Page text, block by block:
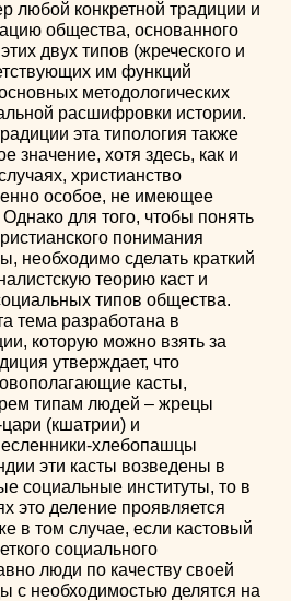
любой конкретной традиции и
общества, основанного
двух типов (жреческого и
им функций
методологических
расшифровки истории.
эта типология также
значение, хотя здесь, как и
христианство
особое, не имеющее
для того, чтобы понять
понимания
необходимо сделать краткий
теорию каст и
типов общества.
тема разработана в
которую можно взять за
утверждает, что
касты,
типам людей – жрецы
(кшатрии) и
хлебопашцы
эти касты возведены в
социальные институты, то в
это деление проявляется
в том случае, если кастовый
социального
люди по качеству своей
с необходимостью делятся на